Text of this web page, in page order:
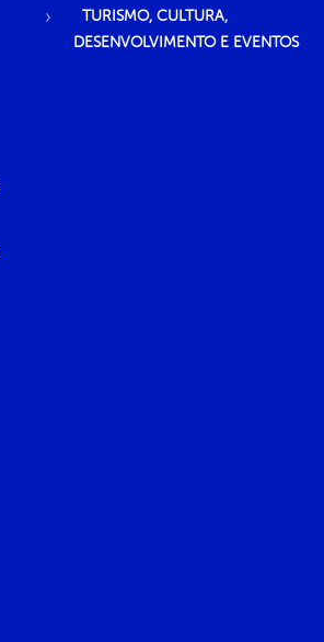
TURISMO, CULTURA,
DESENVOLVIMENTO E EVENTOS